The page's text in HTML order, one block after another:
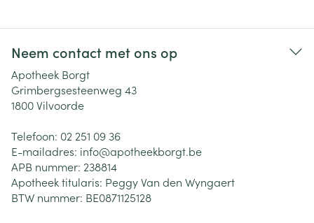
Neem contact met ons op
Apotheek Borgt
Grimbergsesteenweg 43
1800Vilvoorde
Telefoon: 02 251 09 36
E-mailadres: info@apotheekborgt.be
APB nummer: 238814
Apotheek titularis: Peggy Van den Wyngaert
BTW nummer: BE0871125128